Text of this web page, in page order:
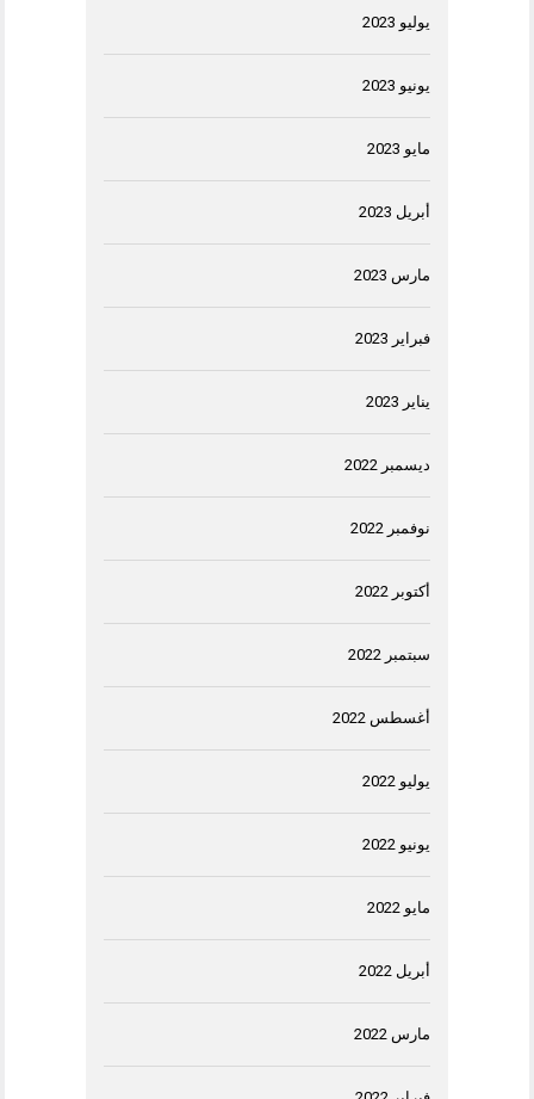
يوليو 2023
يونيو 2023
مايو 2023
أبريل 2023
مارس 2023
فبراير 2023
يناير 2023
ديسمبر 2022
نوفمبر 2022
أكتوبر 2022
سبتمبر 2022
أغسطس 2022
يوليو 2022
يونيو 2022
مايو 2022
أبريل 2022
مارس 2022